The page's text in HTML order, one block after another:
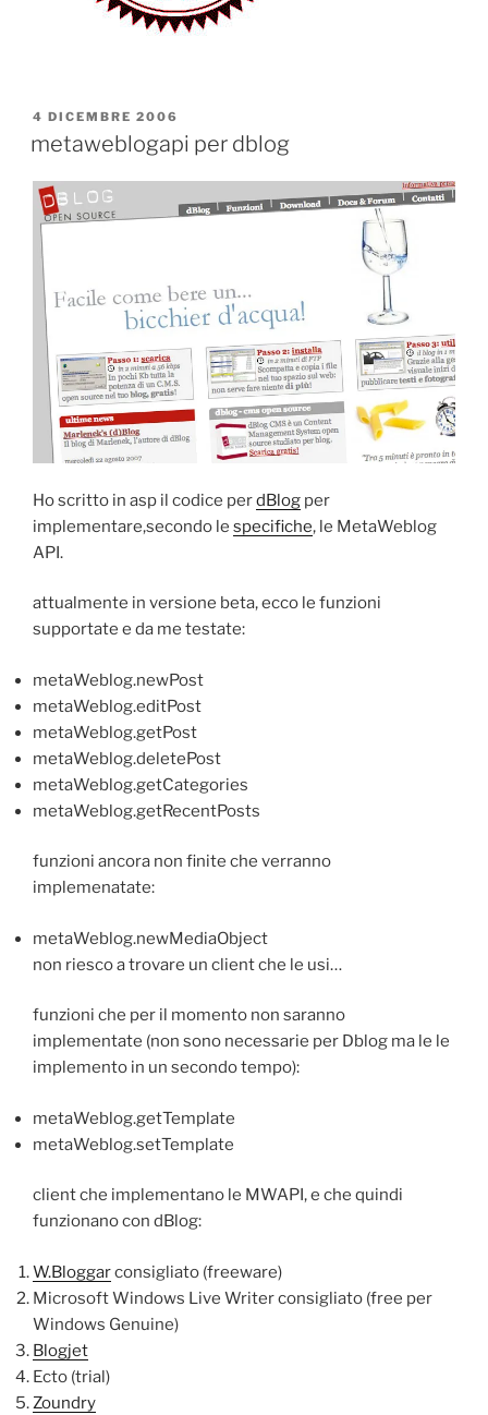
PUBBLICATO
4 DICEMBRE 2006
metaweblogapi per dblog
Ho scritto in asp il codice perdBlog per
implementare,secondo le specifiche, le MetaWeblog
API.
attualmente in versione beta, ecco le funzioni
supportate e da me testate:
metaWeblog.newPost
metaWeblog.editPost
metaWeblog.getPost
metaWeblog.deletePost
metaWeblog.getCategories
metaWeblog.getRecentPosts
funzioni ancora non finite che verranno
implemenatate:
metaWeblog.newMediaObject
non riesco a trovare un client che le usi…
funzioni che per il momento non saranno
implementate (non sono necessarie per Dblog ma le le
implemento in un secondo tempo):
metaWeblog.getTemplate
metaWeblog.setTemplate
client che implementano le MWAPI, e che quindi
funzionano con dBlog:
W.Bloggarconsigliato (freeware)
Microsoft Windows Live Writer consigliato (free per
Windows Genuine)
Blogjet
Ecto (trial)
Zoundry